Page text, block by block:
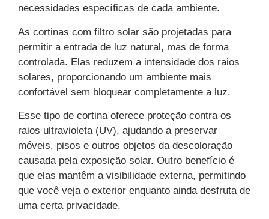
necessidades específicas de cada ambiente.
As cortinas com filtro solar são projetadas para
permitir a entrada de luz natural, mas de forma
controlada. Elas reduzem a intensidade dos raios
solares, proporcionando um ambiente mais
confortável sem bloquear completamente a luz.
Esse tipo de cortina oferece proteção contra os
raios ultravioleta (UV), ajudando a preservar
móveis, pisos e outros objetos da descoloração
causada pela exposição solar. Outro benefício é
que elas mantêm a visibilidade externa, permitindo
que você veja o exterior enquanto ainda desfruta de
uma certa privacidade.